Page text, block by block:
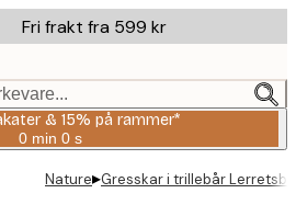
Fri frakt fra 599 kr
& 15% på rammer*
0 min 0 s
Gyldig
og
Nature▸Gresskar i trillebår